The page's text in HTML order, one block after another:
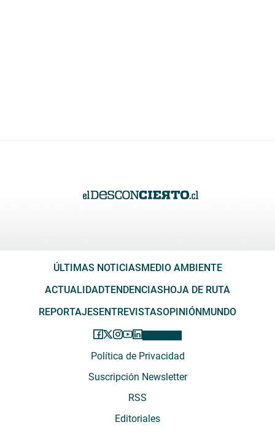
ÚLTIMAS NOTICIAS MEDIO AMBIENTE
ACTUALIDADTENDENCIAS HOJA DE RUTA
REPORTAJES ENTREVISTASOPINIÓN MUNDO
Política de Privacidad
Suscripción Newsletter
RSS
Editoriales